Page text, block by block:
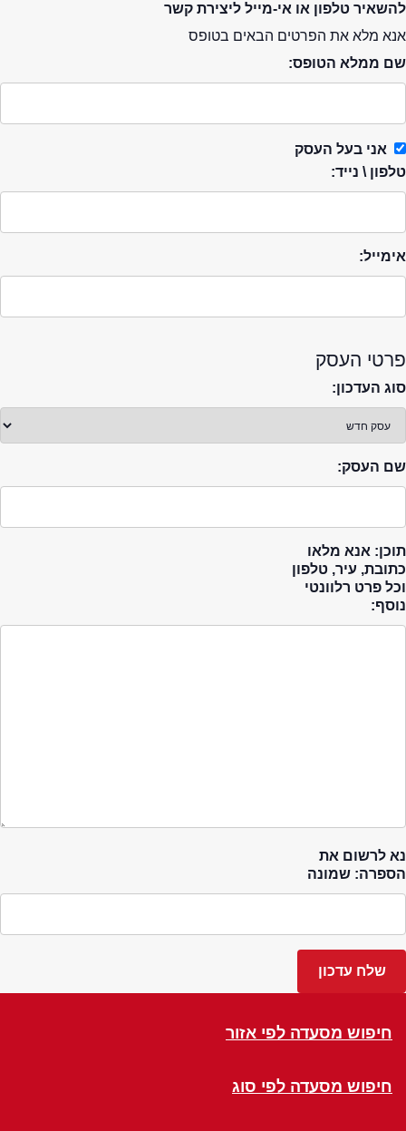
להשאיר טלפון או אי-מייל ליצירת קשר
אנא מלא את הפרטים הבאים בטופס
שם ממלא הטופס:
אני בעל העסק
טלפון \ נייד:
אימייל:
פרטי העסק
סוג העדכון:
שם העסק:
תוכן: אנא מלאו
כתובת, עיר, טלפון
וכל פרט רלוונטי
נוסף:
נא לרשום את
הספרה: שמונה
חיפוש מסעדה לפי אזור
חיפוש מסעדה לפי סוג